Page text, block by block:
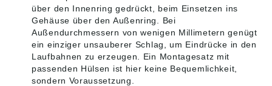
über den Innenring gedrückt, beim Einsetzen ins
Gehäuse über den Außenring. Bei
Außendurchmessern von wenigen Millimetern genügt
ein einziger unsauberer Schlag, um Eindrücke in den
Laufbahnen zu erzeugen. Ein Montagesatz mit
passenden Hülsen ist hier keine Bequemlichkeit,
sondern Voraussetzung.